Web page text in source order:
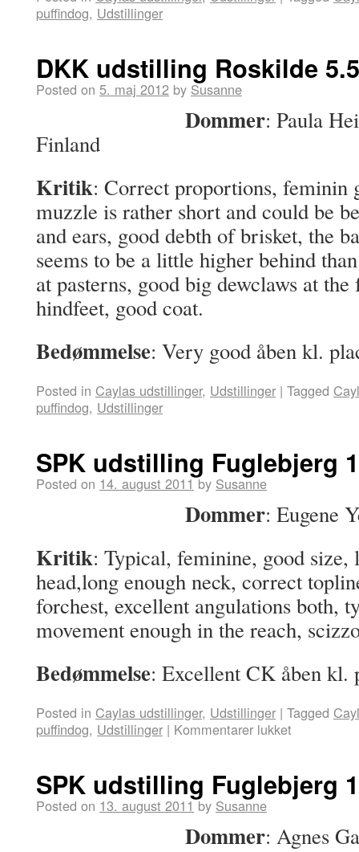
puffindog, Udstillinger
DKK udstilling Roskilde
Posted on 5. maj 2012 by Susanne
Dommer: Paula
Finland
Kritik: Correct proportions, feminin
muzzle is rather short and could be
and ears, good debth of brisket, the
seems to be a little higher behind
at pasterns, good big dewclaws at
hindfeet, good coat.
Bedømmelse: Very good åben kl.
Posted in Caylas udstillinger, Udstillinger | Tagged
puffindog, Udstillinger
SPK udstilling Fuglebjerg
Posted on 14. august 2011 by Susanne
Dommer: Eugene
Kritik: Typical, feminine, good size,
head,long enough neck, correct
forchest, excellent angulations both,
movement enough in the reach,
Bedømmelse: Excellent CK åben
Posted in Caylas udstillinger, Udstillinger | Tagged
puffindog, Udstillinger | Kommentarer lukket
SPK udstilling Fuglebjerg
Posted on 13. august 2011 by Susanne
Dommer: Agnes